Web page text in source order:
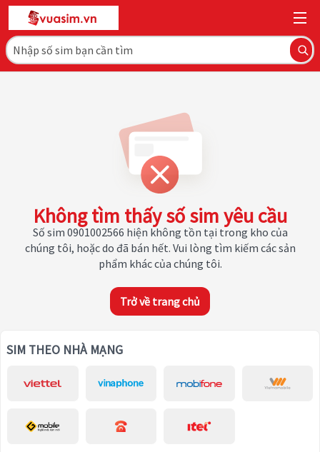
Không tìm thấy số sim yêu cầu
Số sim 0901002566 hiện không tồn tại trong kho của
chúng tôi, hoặc do đã bán hết. Vui lòng tìm kiếm các sản
phẩm khác của chúng tôi.
Trở về trang chủ
SIM THEO NHÀ MẠNG